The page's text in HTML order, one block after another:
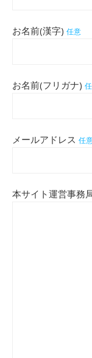
お名前(漢字) 任意
お名前(フリガナ)
メールアドレス 任
本サイト運営事務